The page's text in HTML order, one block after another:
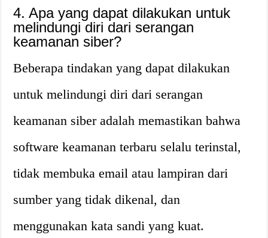
4. Apa yang dapat dilakukan untuk
melindungi diri dari serangan
keamanan siber?
Beberapa tindakan yang dapat dilakukan
untuk melindungi diri dari serangan
keamanan siber adalah memastikan bahwa
software keamanan terbaru selalu terinstal,
tidak membuka email atau lampiran dari
sumber yang tidak dikenal, dan
menggunakan kata sandi yang kuat.